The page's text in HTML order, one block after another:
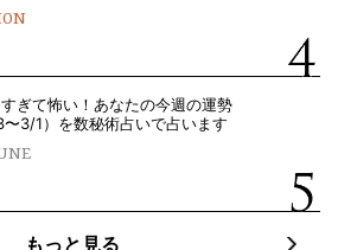
ぎて怖い！あなたの今週の運勢
〜3/1）を数秘術占いで占います
もっと見る